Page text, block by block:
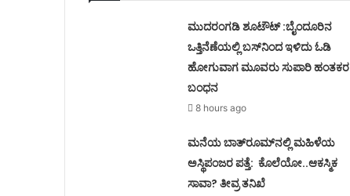
ಮುದರಂಗಡಿ ಶೂಟೌಟ್ :ಬೈಂದೂರಿನ
ಒತ್ತಿನೆಣೆಯಲ್ಲಿ ಬಸ್‌ನಿಂದ ಇಳಿದು ಓಡಿ
ಹೋಗುವಾಗ ಮೂವರು ಸುಪಾರಿ ಹಂತಕರ
ಬಂಧನ
8 hours ago
ಮನೆಯ ಬಾತ್‌ರೂಮ್‌ನಲ್ಲಿ ಮಹಿಳೆಯ
ಅಸ್ಥಿಪಂಜರ ಪತ್ತೆ: ಕೊಲೆಯೋ..ಆಕಸ್ಮಿಕ
ಸಾವಾ? ತೀವ್ರ ತನಿಖೆ